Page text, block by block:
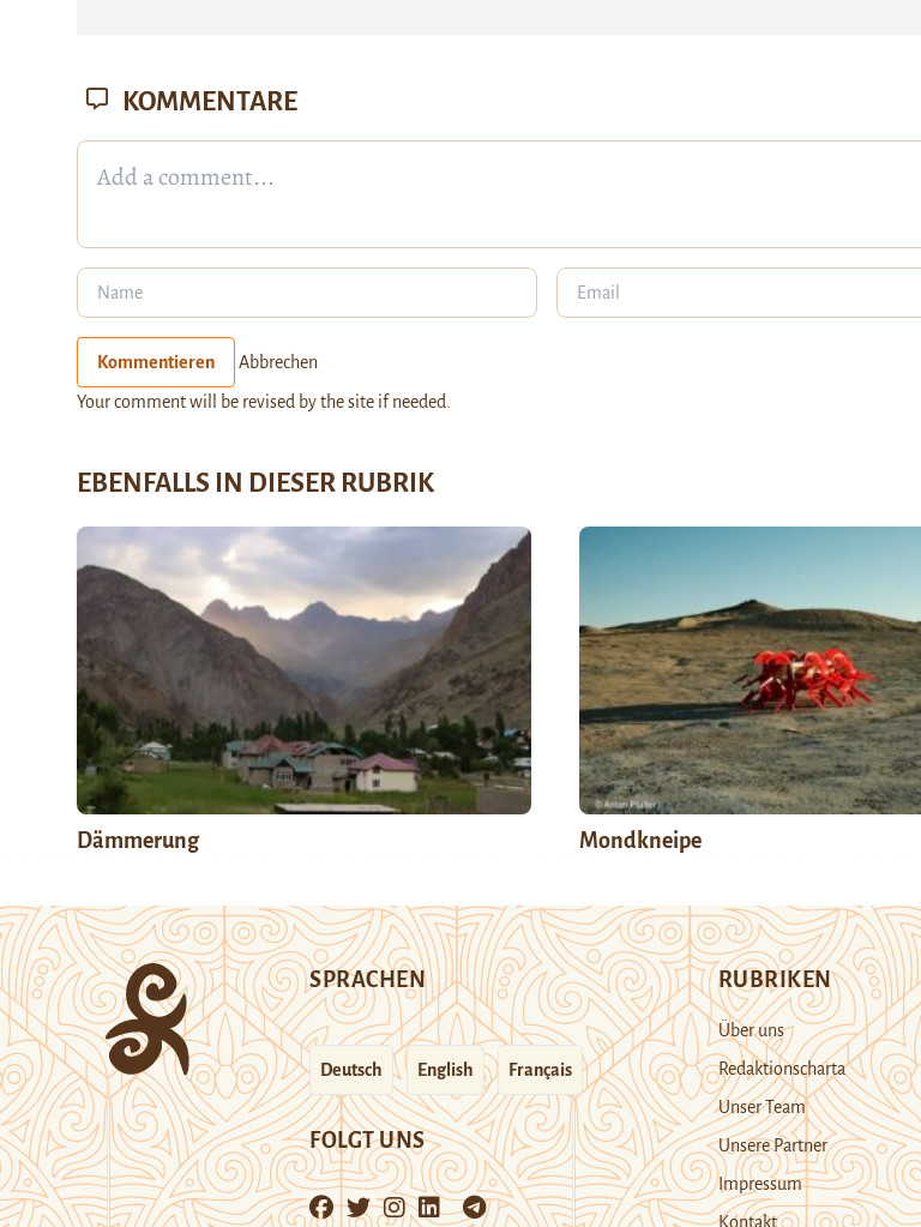
KOMMENTARE
Kommentieren Abbrechen
Your comment will be revised by the site if needed.
EBENFALLS IN DIESER RUBRIK
Dämmerung Mondkneipe
SPRACHEN
Deutsch English Français
FOLGT UNS
RUBRIKEN
Über uns
Redaktionscharta
Unser Team
Unsere Partner
Impressum
Kontakt